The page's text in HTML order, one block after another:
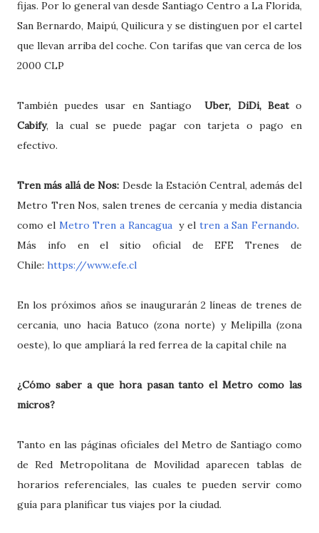
fijas. Por lo general van desde Santiago Centro a La Florida,
San Bernardo, Maipú, Quilicura y se distinguen por el cartel
que llevan arriba del coche. Con tarifas que van cerca de los
2000 CLP
También puedes usar en SantiagoUber, DiDi, Beato
Cabify, la cual se puede pagar con tarjeta o pago en
efectivo.
Tren más allá de Nos: Desde la Estación Central, además del
Metro Tren Nos, salen trenes de cercanía y media distancia
como el Metro Tren a Rancaguay el tren a San Fernando.
Más info en el sitio oficial de EFE Trenes de
Chile: https://www.efe.cl
En los próximos años se inaugurarán 2 líneas de trenes de
cercania, uno hacia Batuco (zona norte) y Melipilla (zona
oeste), lo que ampliará la red ferrea de la capital chile na
¿Cómo saber a que hora pasan tanto el Metro como las
micros?
Tanto en las páginas oficiales del Metro de Santiago como
de Red Metropolitana de Movilidad aparecen tablas de
horarios referenciales, las cuales te pueden servir como
guía para planificar tus viajes por la ciudad.